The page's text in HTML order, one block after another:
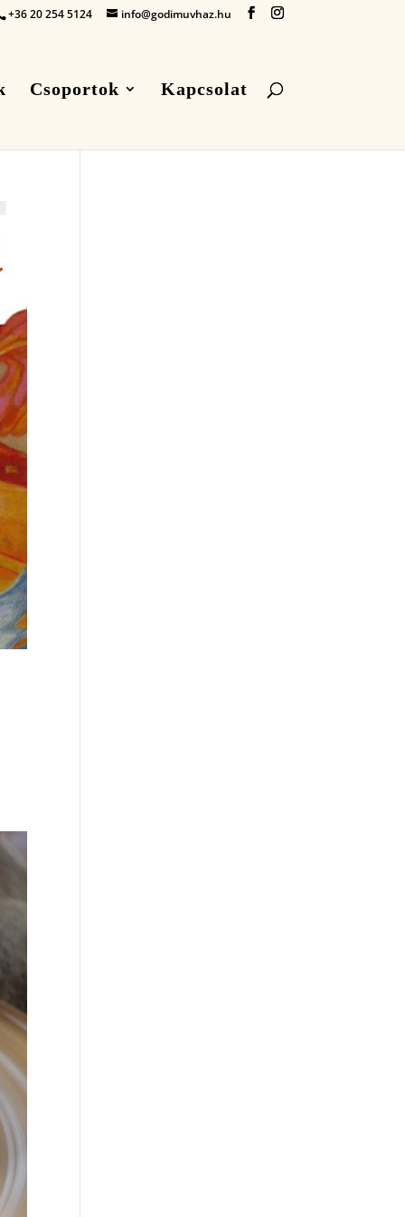
+36 20 254 5124 info@godimuvhaz.hu
Csoportok Kapcsolat